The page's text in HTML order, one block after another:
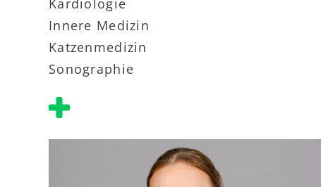
Kardiologie
Innere Medizin
Katzenmedizin
Sonographie